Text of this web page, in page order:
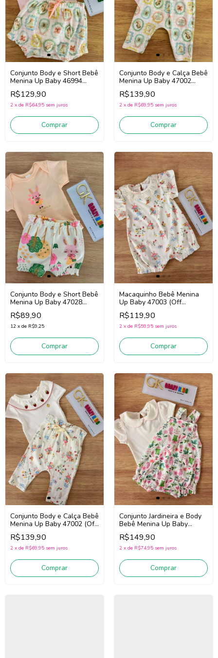
Conjunto Body e Short Bebê
Menina Up Baby 46994
(Rosa/Verde)
R$129,90
2 x de R$64,95 sem juros
Comprar
Conjunto Body e Calça Bebê
Menina Up Baby 47002
(Rosa/Off White/Verde)
R$139,90
2 x de R$69,95 sem juros
Comprar
Conjunto Body e Short Bebê
Menina Up Baby 47028
(Laranja/Off White/verde)
R$89,90
12 x de R$9,25
Comprar
Macaquinho Bebê Menina
Up Baby 47003 (Off
White/Vermelho/Azul)
R$119,90
2 x de R$59,95 sem juros
Comprar
Conjunto Body e Calça Bebê
Menina Up Baby 47002 (Off
White/Bege/Vermelho)
R$139,90
2 x de R$69,95 sem juros
Comprar
Conjunto Jardineira e Body
Bebê Menina Up Baby
47004 (Off
White/Verde/Rosa)
R$149,90
2 x de R$74,95 sem juros
Comprar